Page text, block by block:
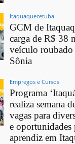
Itaquaquecetuba
GCM de
carga de R$ 38
veículo roubado
Sônia
Empregos e Cursos
Programa
realiza semana
vagas para
e oportunidades
aprendiz em